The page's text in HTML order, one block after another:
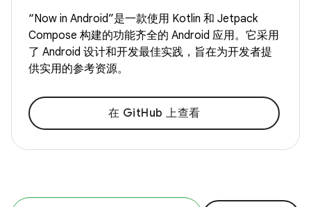
“Now in Android”是一款使用 Kotlin 和 Jetpack
Compose 构建的功能齐全的 Android 应用。它采用
了 Android 设计和开发最佳实践，旨在为开发者提
供实用的参考资源。
在 GitHub 上查看